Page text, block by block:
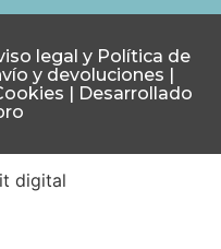
legal y Política de
y devoluciones |
| Desarrollado